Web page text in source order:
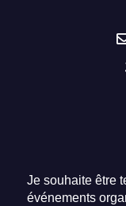
Je souhaite être
événements